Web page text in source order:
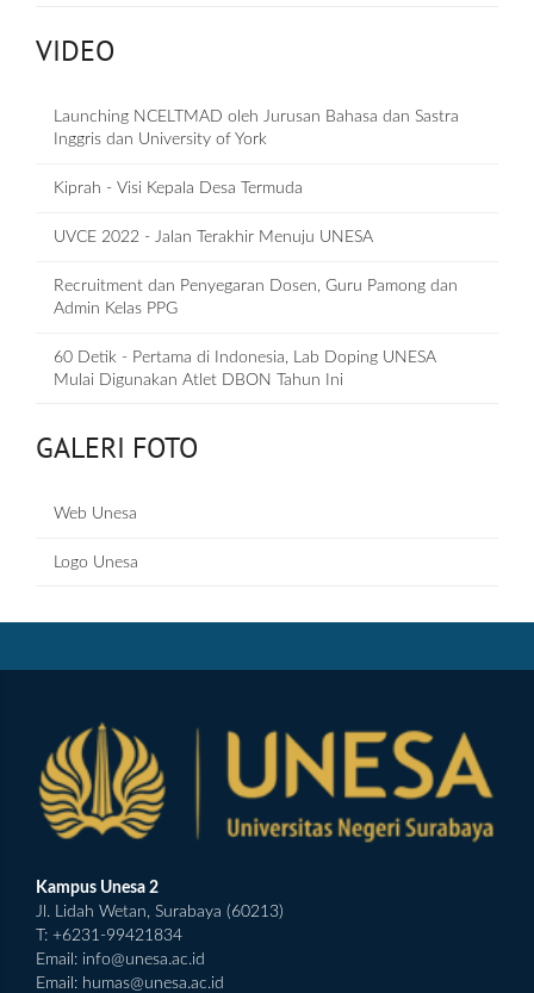
VIDEO
Launching NCELTMAD oleh Jurusan Bahasa dan Sastra
Inggris dan University of York
Kiprah - Visi Kepala Desa Termuda
UVCE 2022 - Jalan Terakhir Menuju UNESA
Recruitment dan Penyegaran Dosen, Guru Pamong dan
Admin Kelas PPG
60 Detik - Pertama di Indonesia, Lab Doping UNESA
Mulai Digunakan Atlet DBON Tahun Ini
GALERI FOTO
Web Unesa
Logo Unesa
Kampus Unesa 2
Jl. Lidah Wetan, Surabaya (60213)
T: +6231-99421834
Email: info@unesa.ac.id
Email: humas@unesa.ac.id